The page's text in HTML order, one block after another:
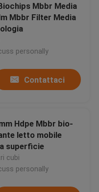
Mbbr Media
Mbbr Filter Media
personally
Contattaci
Hdpe Mbbr bio-
letto mobile
superficie
cubi
personally